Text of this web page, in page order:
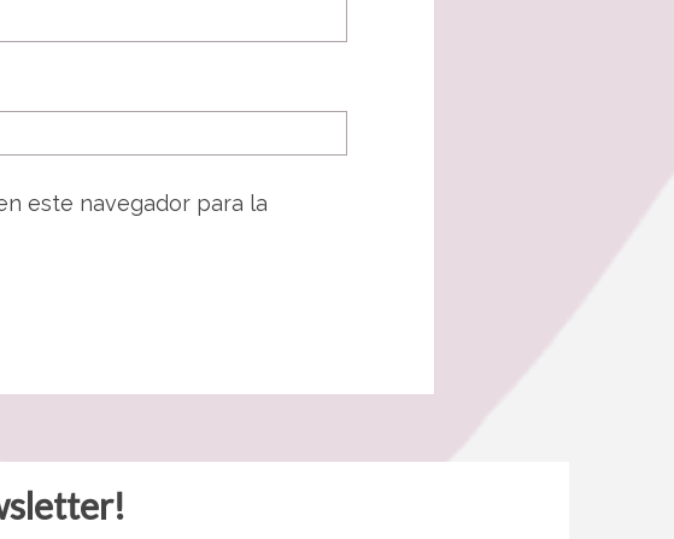
este navegador para la